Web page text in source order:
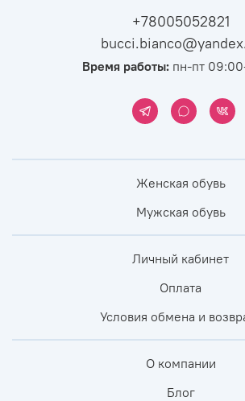
+78005052821
Время работы:пн-пт
Женская обувь
Мужская обувь
Личный кабинет
Оплата
Условия обмена и
О компании
Блог